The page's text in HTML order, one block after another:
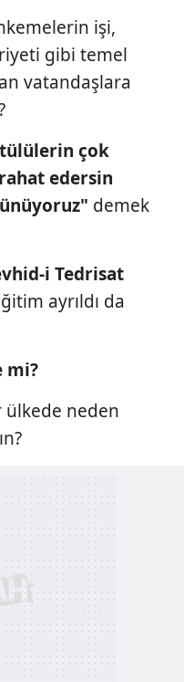
işi,
gibi temel
vatandaşlara
çok
edersin
demek
i Tedrisat
ayrıldı da
mi?
neden